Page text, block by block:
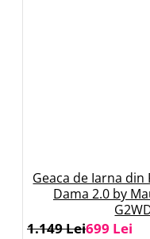
Geaca de Iarna
Dama 2.0 by
699 Lei
1.149 Lei